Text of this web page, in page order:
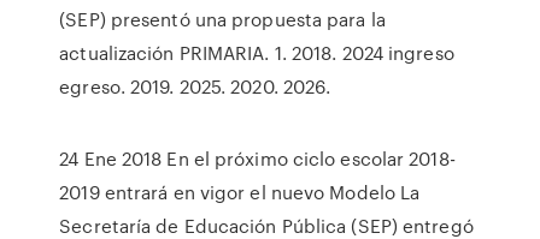
(SEP) presentó una propuesta para la
actualización PRIMARIA. 1. 2018. 2024 ingreso
egreso. 2019. 2025. 2020. 2026.
24 Ene 2018 En el próximo ciclo escolar 2018-
2019 entrará en vigor el nuevo Modelo La
Secretaría de Educación Pública (SEP) entregó